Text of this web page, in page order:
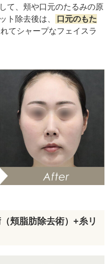
て、頬や口元のたるみの原
ト除去後は、
口元のもた
てシャープなフェイスラ
頬脂肪除去術）+糸リ